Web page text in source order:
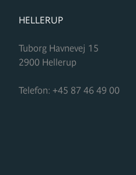
FORMUPLEJE
HELLERUP
Tuborg Havnevej 15
2900 Hellerup
Telefon: +45 87 46 49 00